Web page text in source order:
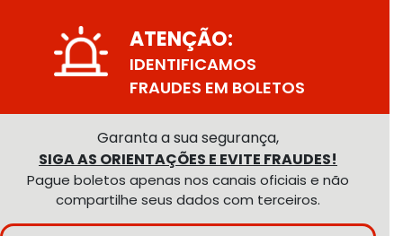
ATENÇÃO:
IDENTIFICAMOS
FRAUDES EM BOLETOS
Garanta a sua segurança,
SIGA AS ORIENTAÇÕES E EVITE FRAUDES!
Pague boletos apenas nos canais oficiais e não
compartilhe seus dados com terceiros.